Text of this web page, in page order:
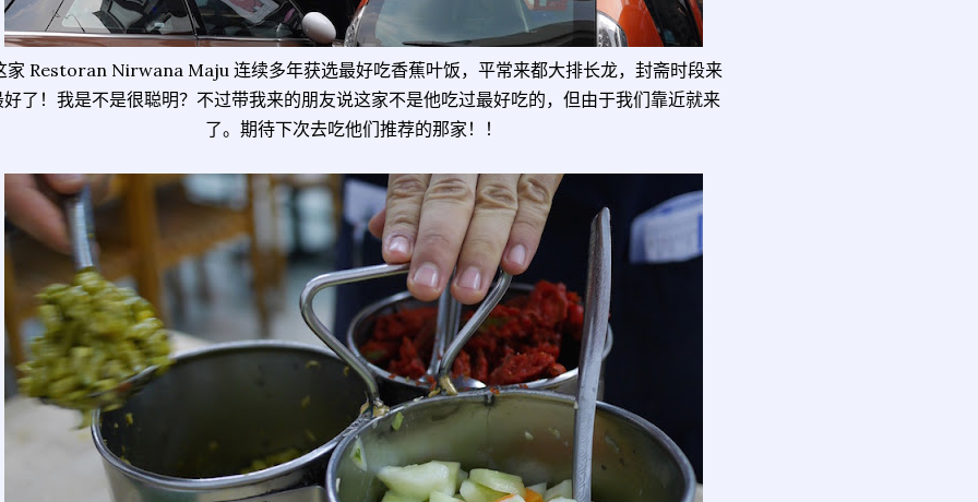
Restoran Nirwana Maju 连续多年获选最好吃香蕉叶饭，平常来都大排长龙，封斋时段来
好了！我是不是很聪明？不过带我来的朋友说这家不是他吃过最好吃的，但由于我们靠近就来
了。期待下次去吃他们推荐的那家！！